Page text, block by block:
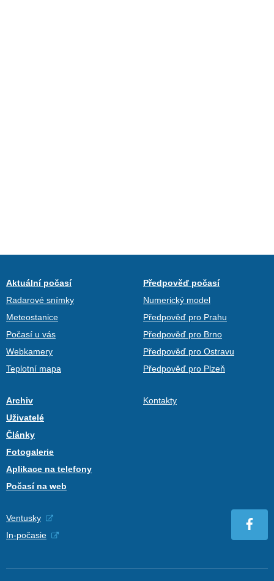
Aktuální počasí
Radarové snímky
Meteostanice
Počasí u vás
Webkamery
Teplotní mapa
Předpověď počasí
Numerický model
Předpověď pro Prahu
Předpověď pro Brno
Předpověď pro Ostravu
Předpověď pro Plzeň
Archiv
Uživatelé
Články
Fotogalerie
Aplikace na telefony
Počasí na web
Kontakty
Ventusky
In-počasie